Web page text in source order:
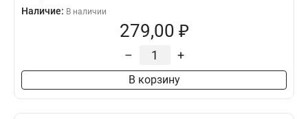
Наличие: В наличии
279,00 ₽
– +
В корзину